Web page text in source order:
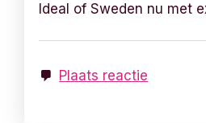
Ideal of Sweden nu met
Plaats reactie